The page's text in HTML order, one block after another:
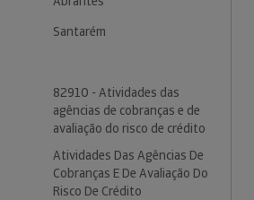
Santarém
82910 - Atividades das
agências de cobranças e de
avaliação do risco de crédito
Atividades Das Agências De
Cobranças E De Avaliação Do
Risco De Crédito